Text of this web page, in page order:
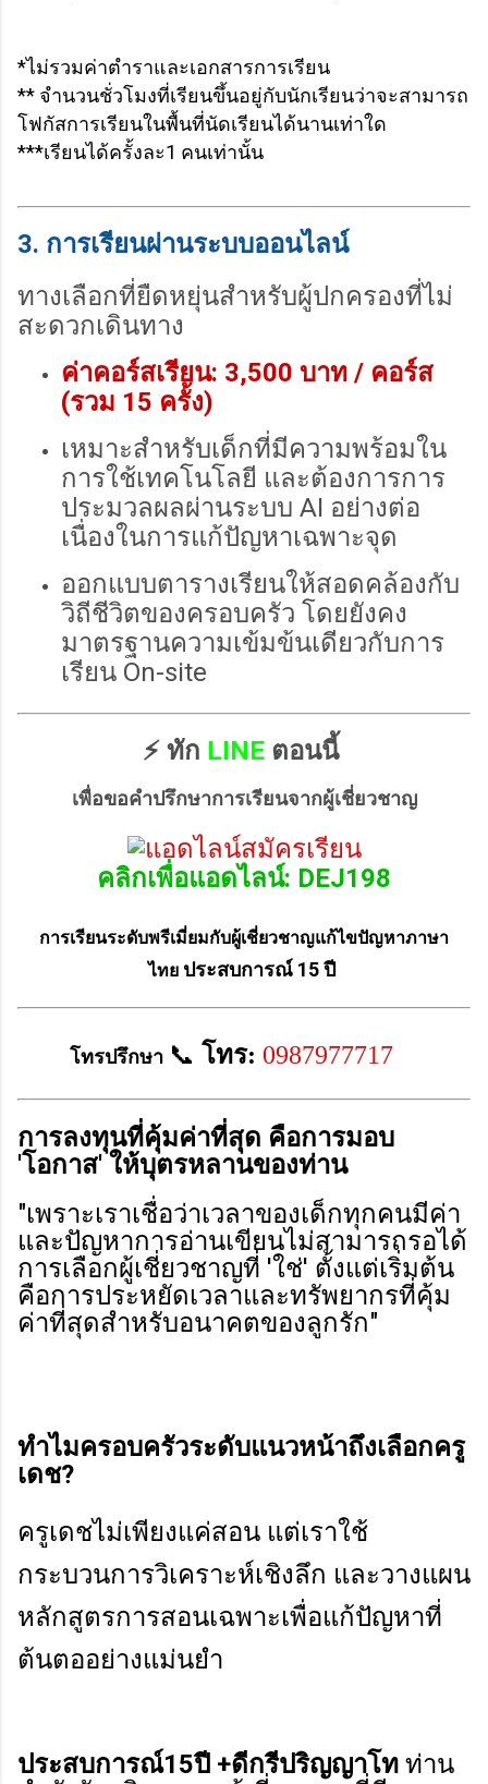
*ไม่รวมค่าตำราและเอกสารการเรียน
** จำนวนชั่วโมงที่เรียนขึ้นอยู่กับนักเรียนว่าจะสามารถ
โฟกัสการเรียนในพื้นที่นัดเรียนได้นานเท่าใด
***เรียนได้ครั้งละ1 คนเท่านั้น
3. การเรียนผ่านระบบออนไลน์
ทางเลือกที่ยืดหยุ่นสำหรับผู้ปกครองที่ไม่
สะดวกเดินทาง
ค่าคอร์สเรียน: 3,500 บาท / คอร์ส
(รวม 15 ครั้ง)
เหมาะสำหรับเด็กที่มีความพร้อมใน
การใช้เทคโนโลยี และต้องการการ
ประมวลผลผ่านระบบ AI อย่างต่อ
เนื่องในการแก้ปัญหาเฉพาะจุด
ออกแบบตารางเรียนให้สอดคล้องกับ
วิถีชีวิตของครอบครัว โดยยังคง
มาตรฐานความเข้มข้นเดียวกับการ
เรียน On-site
⚡ ทัก LINE ตอนนี้
เพื่อขอคำปรึกษาการเรียนจากผู้เชี่ยวชาญ
คลิกเพื่อแอดไลน์: DEJ198
การเรียนระดับพรีเมี่ยมกับผู้เชี่ยวชาญแก้ไขปัญหาภาษา
ไทย ประสบการณ์ 15 ปี
โทรปรึกษา 📞 โทร: 0987977717
การลงทุนที่คุ้มค่าที่สุด คือการมอบ
'โอกาส' ให้บุตรหลานของท่าน
"เพราะเราเชื่อว่าเวลาของเด็กทุกคนมีค่า
และปัญหาการอ่านเขียนไม่สามารถรอได้
การเลือกผู้เชี่ยวชาญที่ 'ใช่' ตั้งแต่เริ่มต้น
คือการประหยัดเวลาและทรัพยากรที่คุ้ม
ค่าที่สุดสำหรับอนาคตของลูกรัก"
ทำไมครอบครัวระดับแนวหน้าถึงเลือกครู
เดช?
ครูเดชไม่เพียงแค่สอน แต่เราใช้
กระบวนการวิเคราะห์เชิงลึก และวางแผน
หลักสูตรการสอนเฉพาะเพื่อแก้ปัญหาที่
ต้นตออย่างแม่นยำ
ประสบการณ์15ปี +ดีกรีปริญญาโท ท่าน